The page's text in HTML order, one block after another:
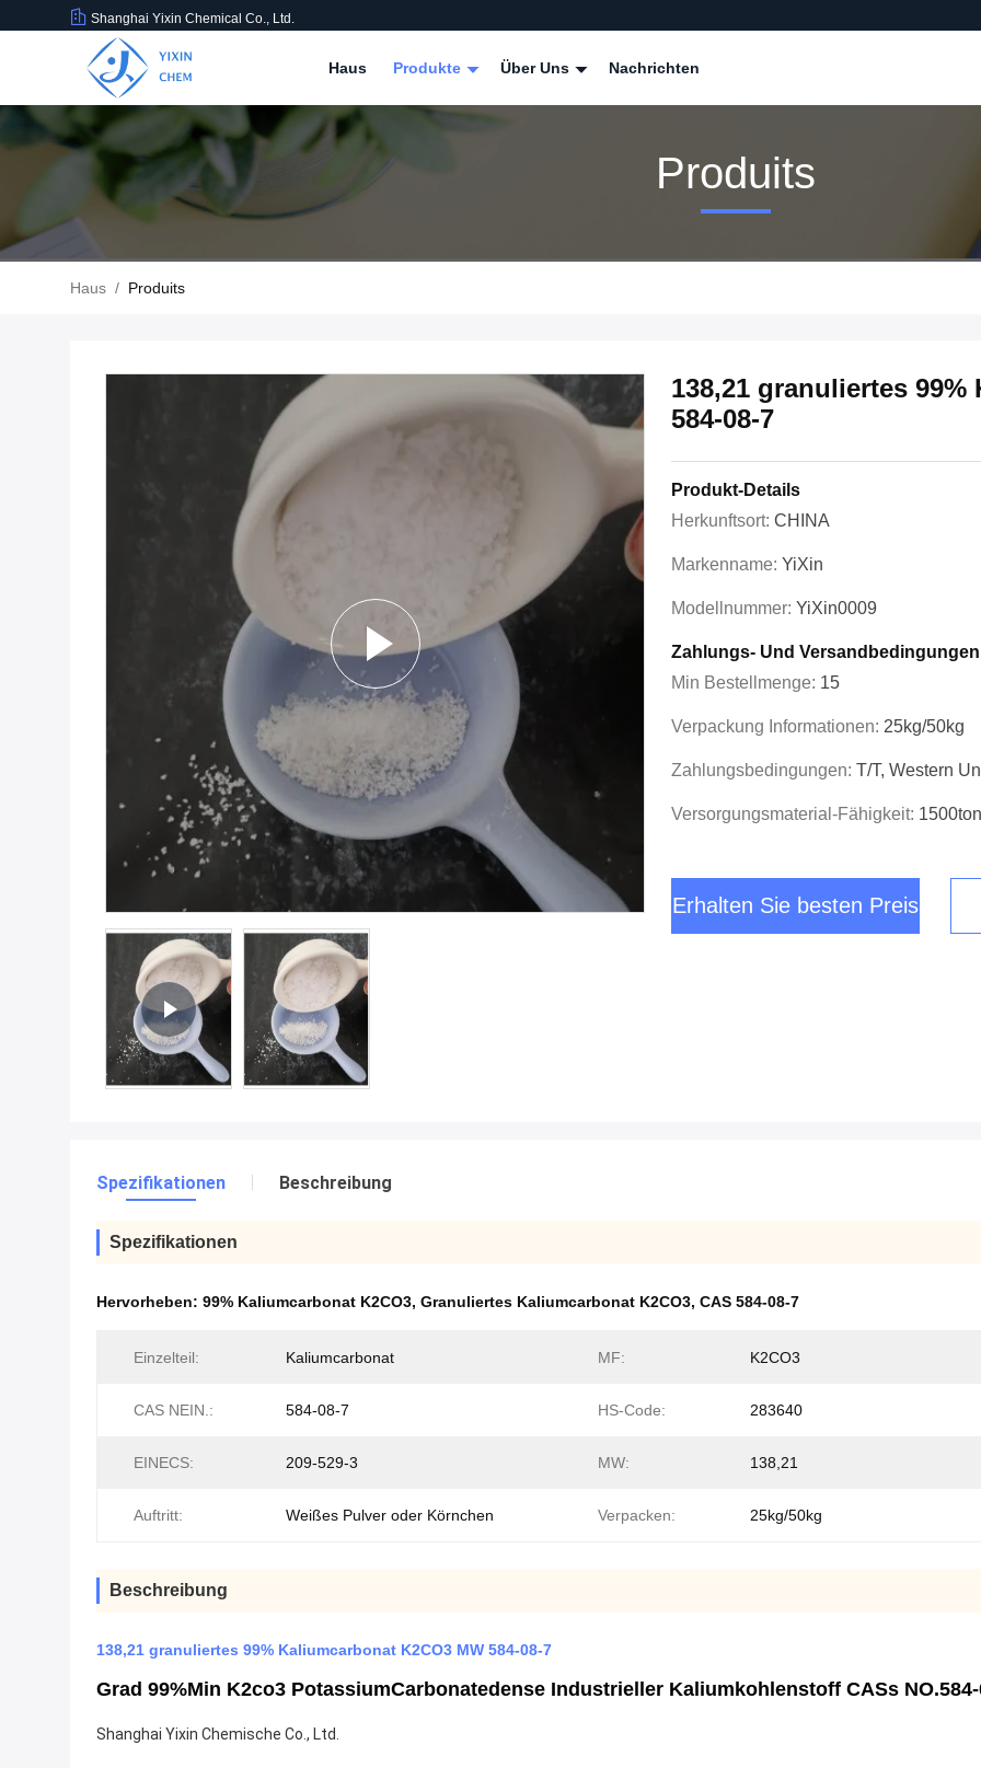
Shanghai Yixin Chemical Co., Ltd.
Haus Produkte Über Uns Nachrichten
Produits
Haus / Produits
138,21 granuliertes
584-08-7
Produkt-Details
Herkunftsort: CHINA
Markenname: YiXin
Modellnummer: YiXin0009
Zahlungs- Und Versandbedingungen
Min Bestellmenge: 15
Verpackung Informationen: 25kg/50kg
Zahlungsbedingungen: T/T, Western
Versorgungsmaterial-Fähigkeit: 1500ton
Erhalten Sie besten Preis
Spezifikationen Beschreibung
Spezifikationen
Hervorheben: 99% Kaliumcarbonat K2CO3, Granuliertes Kaliumcarbonat K2CO3, CAS 584-08-7
Einzelteil: Kaliumcarbonat MF: K2CO3
CAS NEIN.: 584-08-7 HS-Code: 283640
EINECS: 209-529-3 MW: 138,21
Auftritt: Weißes Pulver oder Körnchen Verpacken: 25kg/50kg
Beschreibung
138,21 granuliertes 99% Kaliumcarbonat K2CO3 MW 584-08-7
Grad 99%min K2co3 PotassiumCarbonatedense Industrieller Kaliumkohlenstoff CASs
Shanghai Yixin Chemische Co., Ltd.